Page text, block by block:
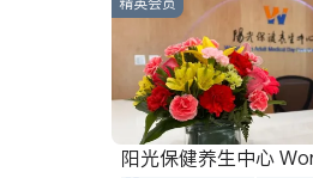
阳光保健养生中心